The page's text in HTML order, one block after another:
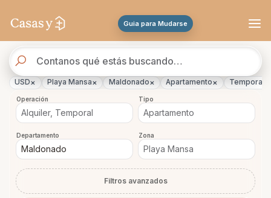
Guia para Mudarse
de
propiedades
USD× Playa Mansa× Maldonado× Apartamento× Temporal
Operación Tipo
Departamento Zona
Filtros avanzados